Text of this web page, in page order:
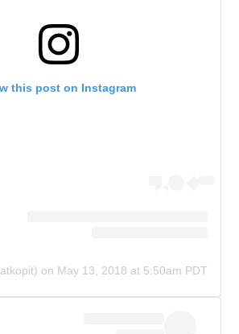
this post on Instagram
on May 13, 2018 at 5:50am PDT